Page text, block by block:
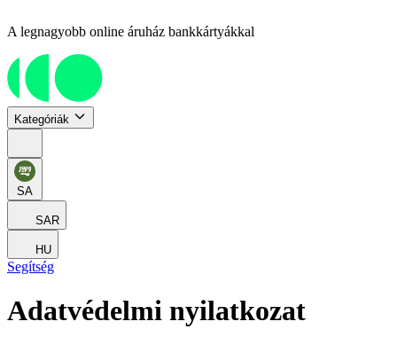
A legnagyobb online áruház bankkártyákkal
Kategóriák
SA
SAR
HU
Segítség
Adatvédelmi nyilatkozat